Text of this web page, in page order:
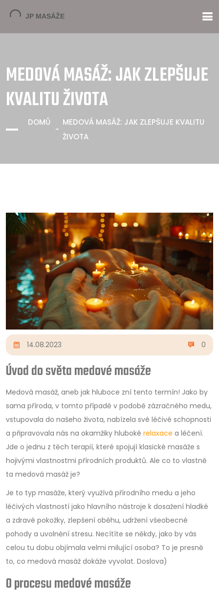
MEDOVÁ MASÁŽ: JAK ZLEPŠUJE
KVALITU ŽIVOTA
DOMŮ
MEDOVÁ MASÁŽ: JAK ZLEPŠUJE KVALITU
ŽIVOTA
14.08.2023 0
Úvod do světa medové masáže
Medová masáž, aneb jak hluboce zní tento termín! Jako by
sama příroda, v tomto případě v podobě zázračného medu,
vstupovala do našeho života, nabízela své léčivé schopnosti
a připravovala nás na okamžiky hluboké relaxace a léčení.
Jde o jednu z těch terapií, které spojují klasické masáže s
hojivými vlastnostmi přírodních produktů. Ale co to vlastně
ta medová masáž je?
Je to typ masáže, který využívá přírodního medu a jeho
léčivých vlastností jako hlavního nástroje k dosažení hladké
a zdravé pokožky, zlepšení oběhu, udržení všeobecné
pohody a uvolnění stresu. Necítíte se někdy, jako by vás
celou tu dobu objímala velmi milující osoba? To je presně
to, co medová masáž dokáže vyvolat. Doslova)
O procesu medové masáže